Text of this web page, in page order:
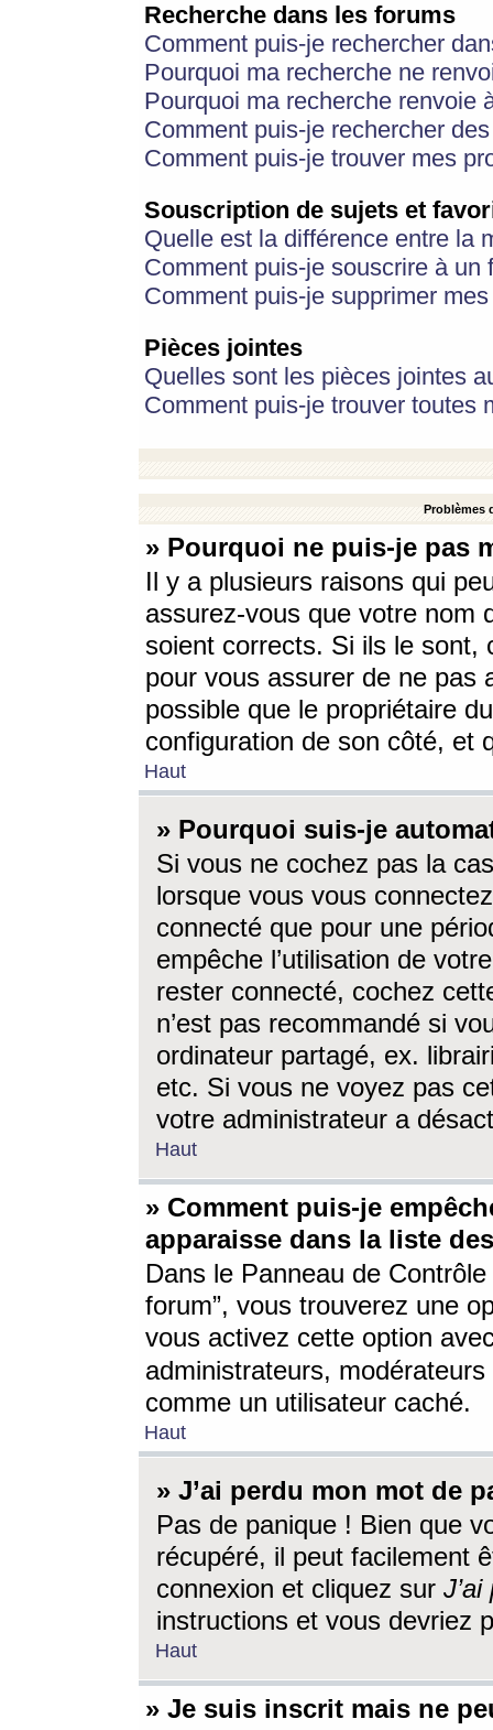
Recherche dans les forums
Comment puis-je rechercher
Pourquoi ma recherche ne
Pourquoi ma recherche renvoie
Comment puis-je rechercher
Comment puis-je trouver mes
Souscription de sujets et
Quelle est la différence entre la
Comment puis-je souscrire à
Comment puis-je supprimer
Pièces jointes
Quelles sont les pièces jointes
Comment puis-je trouver toutes
Problèmes
» Pourquoi ne puis-je pas
Il y a plusieurs raisons qui
assurez-vous que votre nom
soient corrects. Si ils le sont,
pour vous assurer de ne pas
possible que le propriétaire
configuration de son côté, et
Haut
» Pourquoi suis-je
Si vous ne cochez pas la
lorsque vous vous
connecté que pour une
empêche l’utilisation de
rester connecté, cochez
n’est pas recommandé si
ordinateur partagé, ex.
etc. Si vous ne voyez pas
votre administrateur a
Haut
» Comment puis-je
apparaisse dans la liste
Dans le Panneau de
forum”, vous trouverez une
vous activez cette option
administrateurs,
comme un utilisateur caché.
Haut
» J’ai perdu mon mot de
Pas de panique ! Bien que
récupéré, il peut facilement
connexion et cliquez sur
instructions et vous devriez
Haut
» Je suis inscrit mais ne